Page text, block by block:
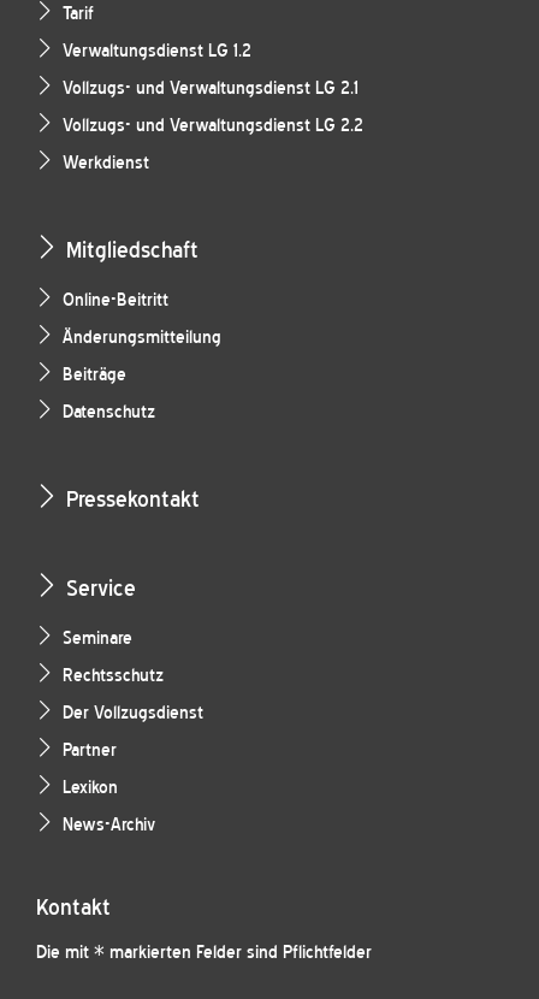
Tarif
Verwaltungsdienst LG 1.2
Vollzugs- und Verwaltungsdienst LG 2.1
Vollzugs- und Verwaltungsdienst LG 2.2
Werkdienst
Mitgliedschaft
Online-Beitritt
Änderungsmitteilung
Beiträge
Datenschutz
Pressekontakt
Service
Seminare
Rechtsschutz
Der Vollzugsdienst
Partner
Lexikon
News-Archiv
Kontakt
Die mit * markierten Felder sind Pflichtfelder